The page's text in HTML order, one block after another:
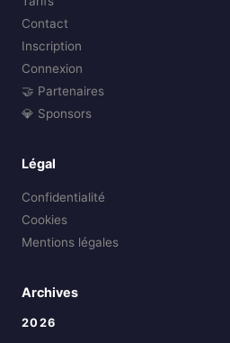
Contact
Inscription
Connexion
🤝 Partenaires
💎 Sponsors
Légal
Confidentialité
Cookies
Mentions légales
Archives
2026